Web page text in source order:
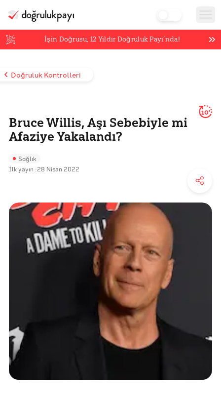
İşin Doğrusu,12 Yıldır Doğruluk Payı’nda!
Doğruluk Kontrolleri
Bruce Willis, Aşı Sebebiyle mi
Afaziye Yakalandı?
10'
Sağlık
İlk yayın :28 Nisan 2022